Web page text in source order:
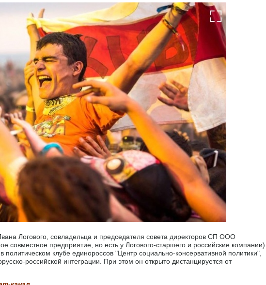
Логового, совладельца и председателя совета директоров СП ООО
совместное предприятие, но есть у Логового-старшего и российские компании).
политическом клубе единороссов "Центр социально-консервативной политики",
российской интеграции. При этом он открыто дистанцируется от